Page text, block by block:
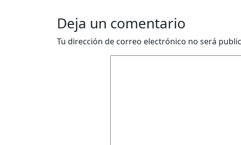
Deja un comentario
Tu dirección de correo electrónico no será